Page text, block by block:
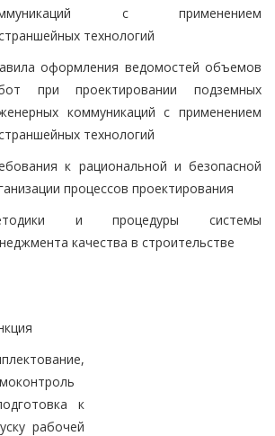
с применением
технологий
оформления ведомостей объемов
при проектировании подземных
коммуникаций с применением
технологий
к рациональной и безопасной
процессов проектирования
и процедуры системы
качества в строительстве
к
рабочей